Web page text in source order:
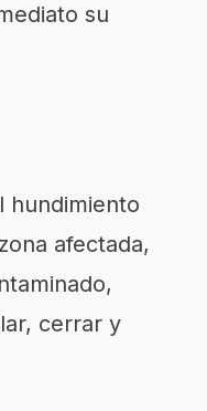
su
hundimiento
afectada,
cerrar y